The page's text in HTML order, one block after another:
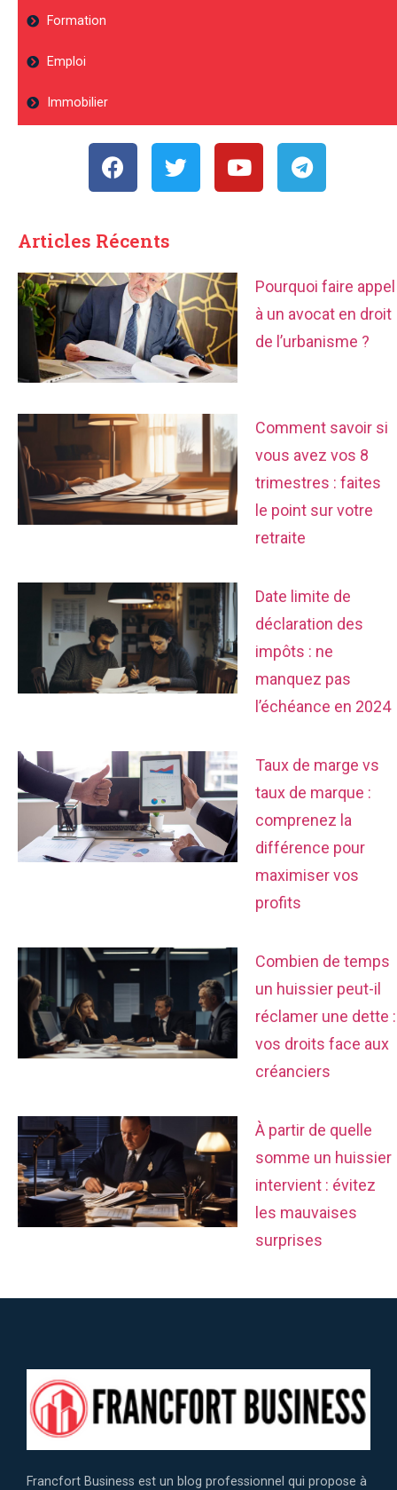
Formation
Emploi
Immobilier
Articles Récents
Pourquoi faire appel
à un avocat en droit
de l’urbanisme ?
Comment savoir si
vous avez vos 8
trimestres : faites
le point sur votre
retraite
Date limite de
déclaration des
impôts : ne
manquez pas
l’échéance en 2024
Taux de marge vs
taux de marque :
comprenez la
différence pour
maximiser vos
profits
Combien de temps
un huissier peut-il
réclamer une dette :
vos droits face aux
créanciers
À partir de quelle
somme un huissier
intervient : évitez
les mauvaises
surprises
Francfort Business est un blog professionnel qui propose à